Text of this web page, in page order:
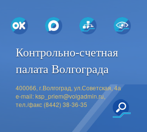
Контрольно-счетная
палата Волгограда
400066, г.Волгоград, ул.Советская, 4а
e-mail:ksp_priem@volgadmin.ru,
тел./факс (8442) 38-36-35